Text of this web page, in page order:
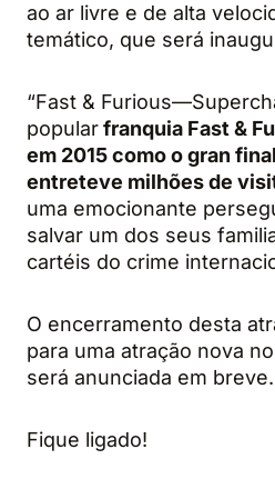
ao ar livre e de alta
temático, que será
“Fast &
popularfranquia Fast &
em 2015 como o gran
entreteve milhões de
uma emocionante
salvar um dos seus
cartéis do crime
O encerramento desta
para uma atração nova
será anunciada em breve.
Fique ligado!